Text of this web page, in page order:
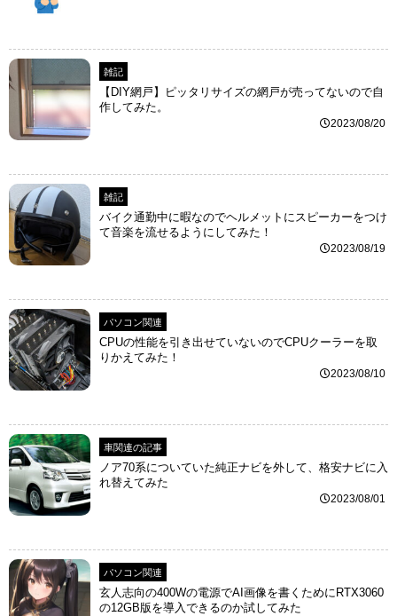
雑記
【DIY網戸】ピッタリサイズの網戸が売ってないので自
作してみた。
2023/08/20
雑記
バイク通勤中に暇なのでヘルメットにスピーカーをつけ
て音楽を流せるようにしてみた！
2023/08/19
パソコン関連
CPUの性能を引き出せていないのでCPUクーラーを取
りかえてみた！
2023/08/10
車関連の記事
ノア70系についていた純正ナビを外して、格安ナビに入
れ替えてみた
2023/08/01
パソコン関連
玄人志向の400Wの電源でAI画像を書くためにRTX3060
の12GB版を導入できるのか試してみた